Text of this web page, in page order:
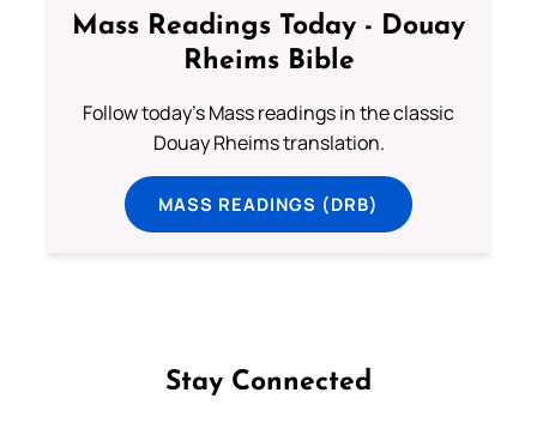
Mass Readings Today - Douay
Rheims Bible
Follow today's Mass readings in the classic
Douay Rheims translation.
MASS READINGS (DRB)
Stay Connected